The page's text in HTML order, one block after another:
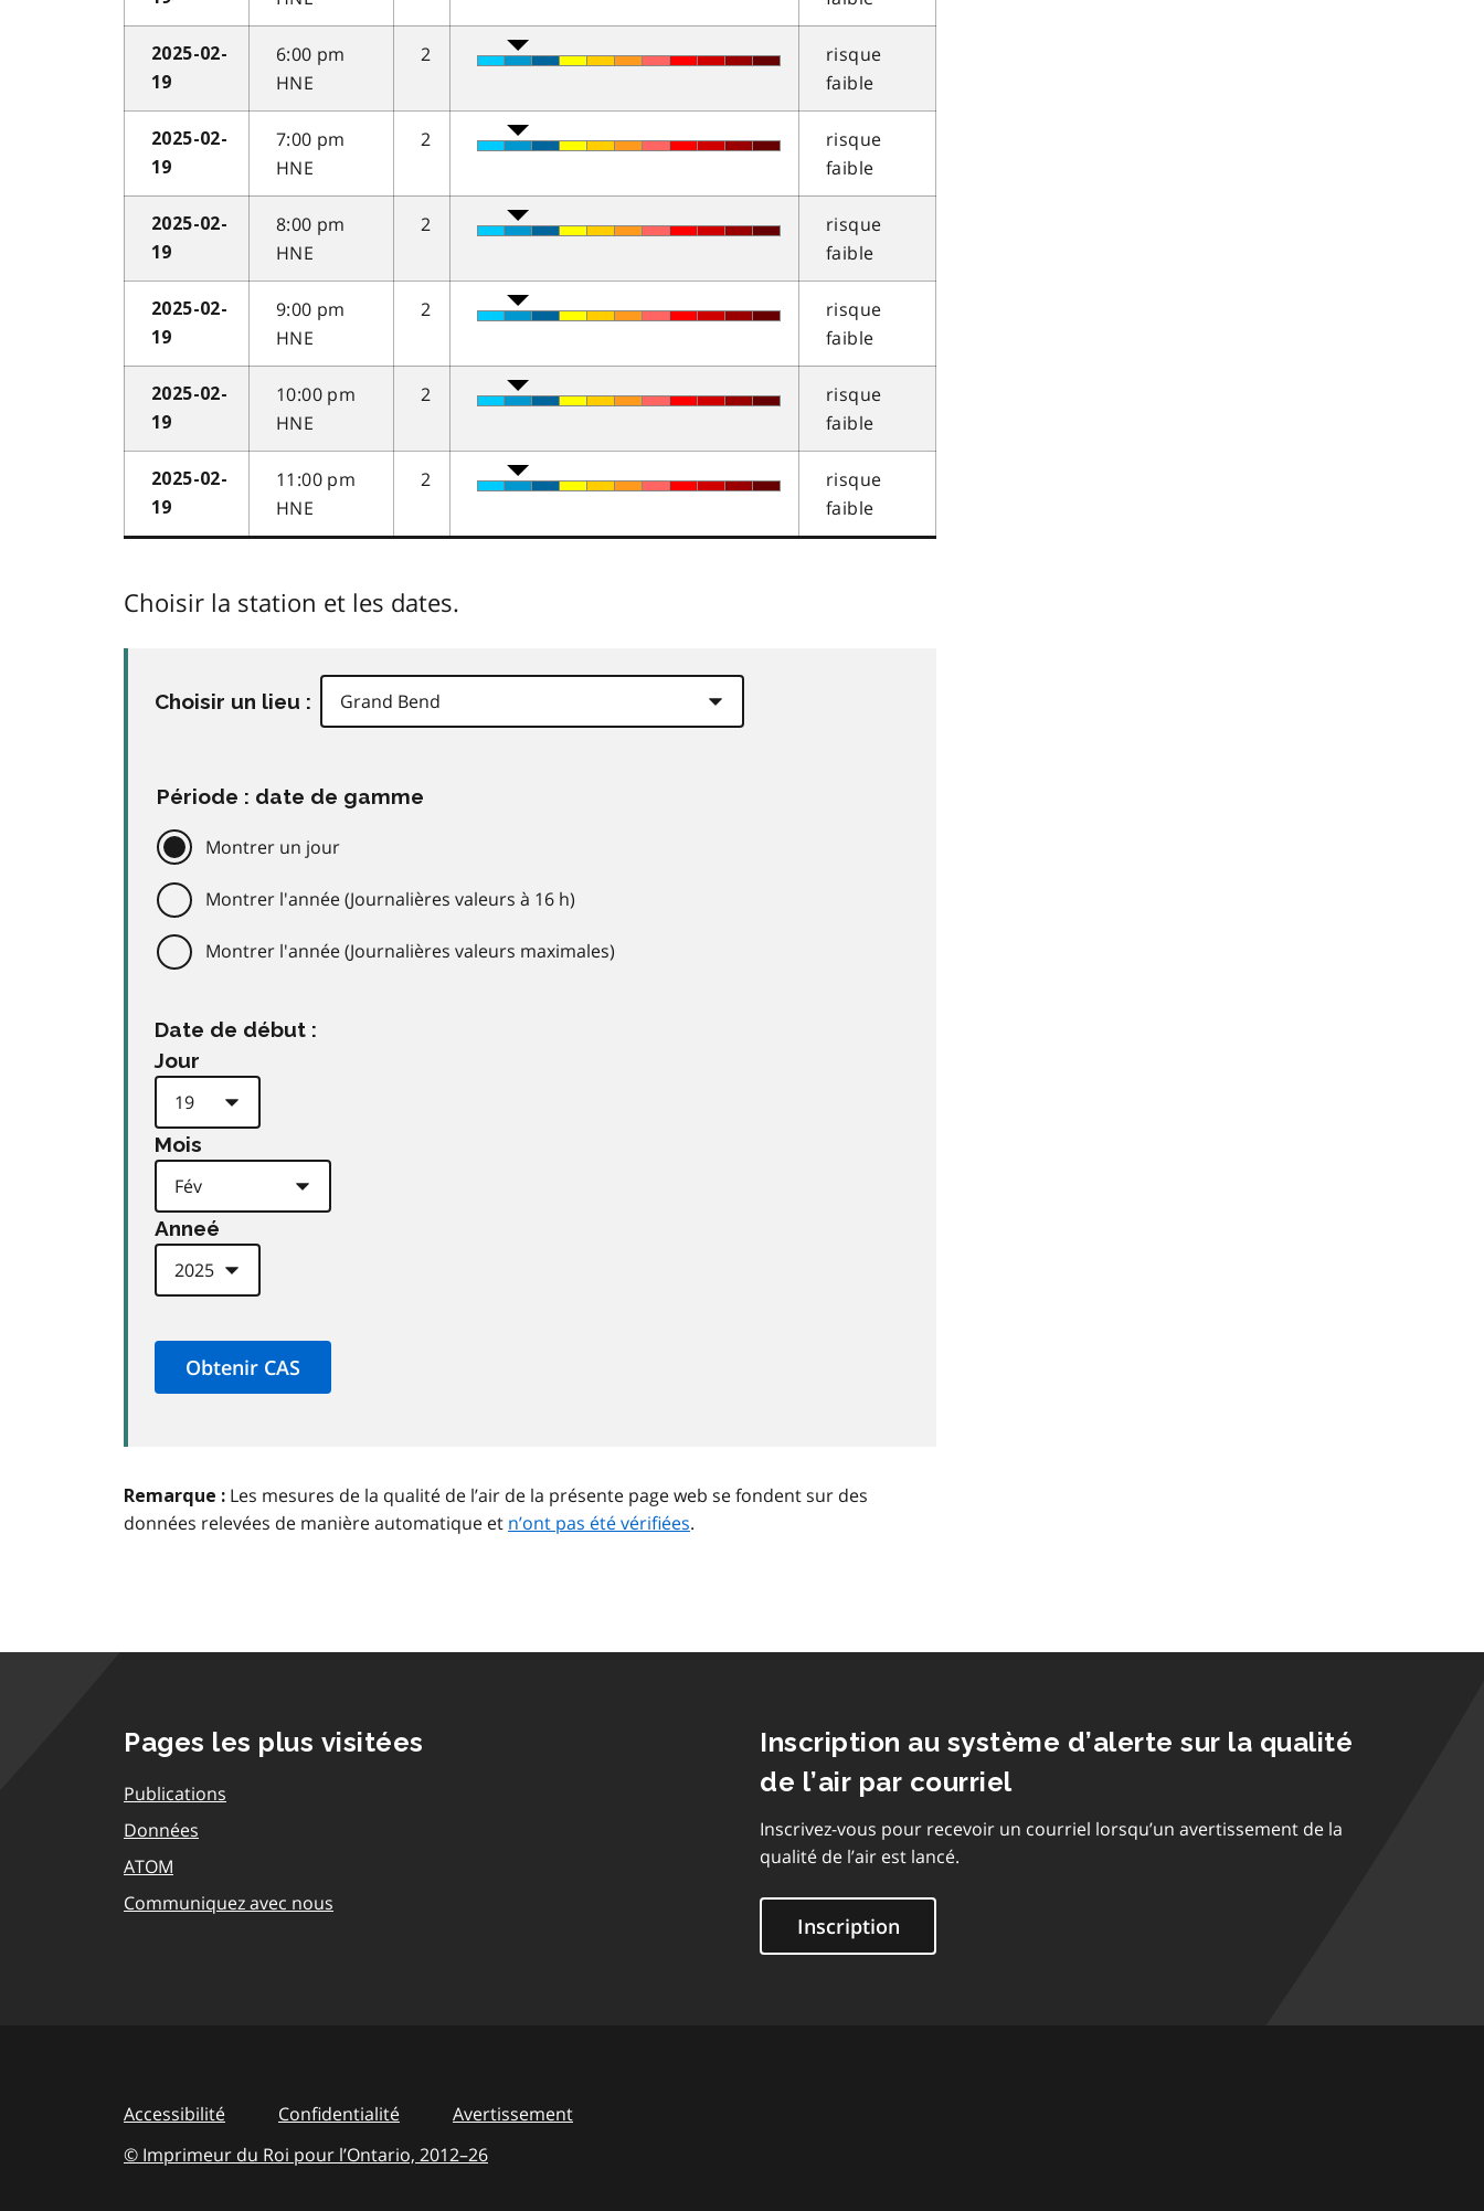
2025-02-
19
6:00 pm
HNE
2
risque
faible
2025-02-
19
7:00 pm
HNE
2
risque
faible
2025-02-
19
8:00 pm
HNE
2
risque
faible
2025-02-
19
9:00 pm
HNE
2
risque
faible
2025-02-
19
10:00 pm
HNE
2
risque
faible
2025-02-
19
11:00 pm
HNE
2
risque
faible
Choisir la station et les dates.
Choisir un lieu :
Période : date de gamme
Montrer un jour
Montrer l'année (Journalières valeurs à 16 h)
Montrer l'année (Journalières valeurs maximales)
Date de début :
Jour
Mois
Anneé
Remarque : Les mesures de la qualité de l’air de la présente page web se fondent sur des
données relevées de manière automatique et n’ont pas été vérifiées.
Pages les plus visitées
Publications
Données
ATOM
Communiquez avec nous
Inscription au système d’alerte sur la qualité
de l’air par courriel
Inscrivez-vous pour recevoir un courriel lorsqu’un avertissement de la
qualité de l’air est lancé.
Inscription
Accessibilité Confidentialité
Avertissement
© Imprimeur du Roi pour l’Ontario, 2012–26